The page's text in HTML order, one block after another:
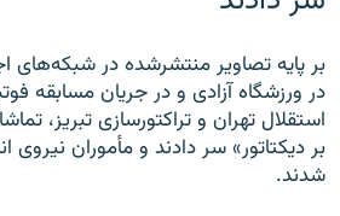
بر پایه تصاویر منتشرشده در شبکه‌های
در ورزشگاه آزادی و در جریان مسابقه
استقلال تهران و تراکتورسازی تبریز،
بر دیکتاتور» سر دادند و مأموران نیروی
شدند.